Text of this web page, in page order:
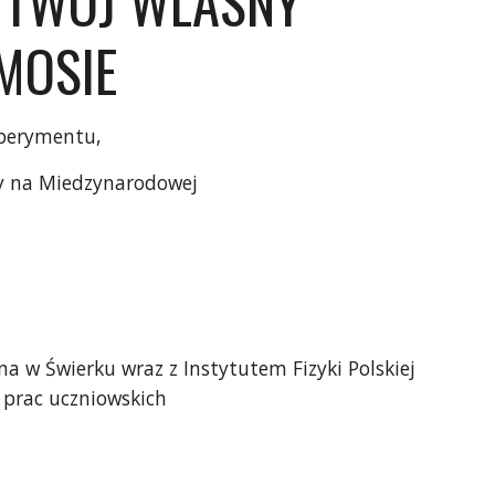
na Miedzynarodowej
w Świerku wraz z Instytutem Fizyki Polskiej
uczniowskich